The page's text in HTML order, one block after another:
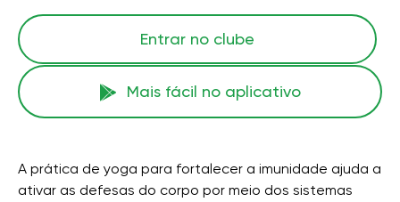
Entrar no clube
Mais fácil no aplicativo
A prática de yoga para fortalecer a imunidade ajuda a
ativar as defesas do corpo por meio dos sistemas